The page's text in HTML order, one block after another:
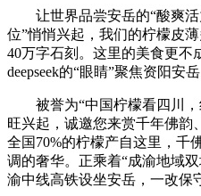
让世界品尝安岳的“酸爽活
位”悄悄兴起，我们的柠檬皮
40万字石刻。这里的美食更不
deepseek的“眼睛”聚焦资阳安岳
被誉为“中国柠檬看四川，
旺兴起，诚邀您来赏千年佛韵
全国70%的柠檬产自这里，千
调的奢华。正乘着“成渝地域
渝中线高铁设坐安岳，一改保